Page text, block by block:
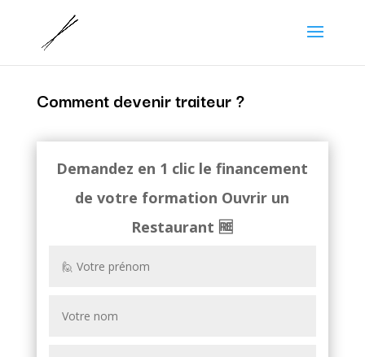
Comment devenir traiteur ?
Demandez en 1 clic le financement
de votre formation Ouvrir un
Restaurant 🆓